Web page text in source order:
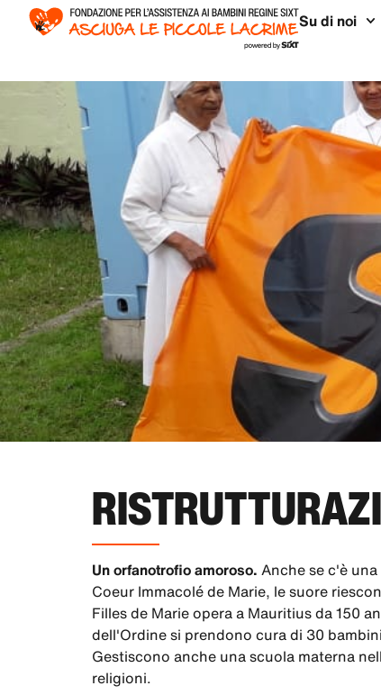
Su di noi
Un orfanotrofio amoroso. Anche se c'è
Coeur Immacolé de Marie, le suore
Filles de Marie opera a Mauritius da 150
dell'Ordine si prendono cura di 30
Gestiscono anche una scuola materna
religioni.